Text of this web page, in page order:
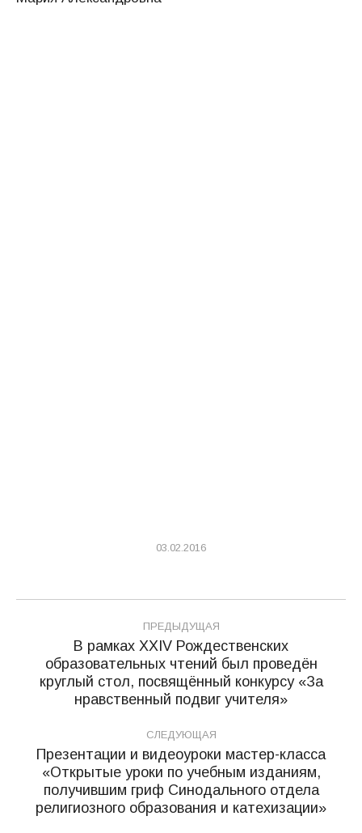
03.02.2016
Навигация
записям
ПРЕДЫДУЩАЯ
Предыдущая
запись:
В рамках XXIV Рождественских
образовательных чтений был проведён
круглый стол, посвящённый конкурсу «За
нравственный подвиг учителя»
СЛЕДУЮЩАЯ
Следующая
запись:
Презентации и видеоуроки мастер-класса
«Открытые уроки по учебным изданиям,
получившим гриф Синодального отдела
религиозного образования и катехизации»